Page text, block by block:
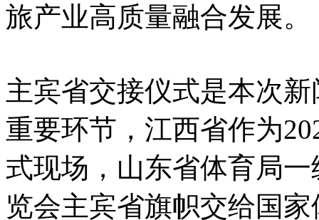
旅产业高质量融合发展。
主宾省交接仪式是本次
重要环节，江西省作为
式现场，山东省体育局
览会主宾省旗帜交给国